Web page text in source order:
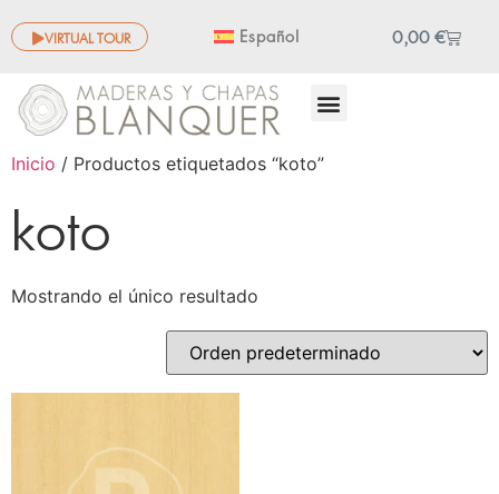
VIRTUAL TOUR Español 0,00€
Inicio / Productos etiquetados “koto”
koto
Mostrando el único resultado